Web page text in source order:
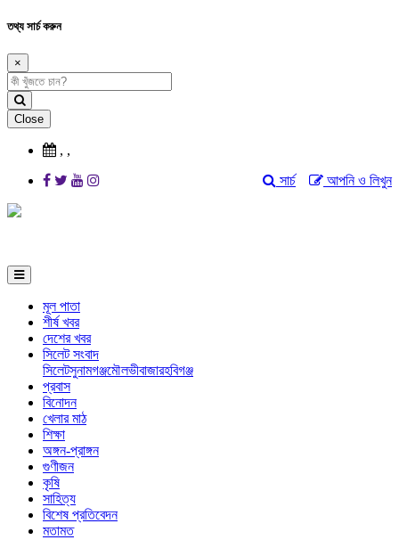
তথ্য সার্চ করুন
×
Close
, ,
আপনি ও লিখুন
সার্চ
মূল পাতা
শীর্ষ খবর
দেশের খবর
সিলেট সংবাদ
সিলেটসুনামগঞ্জমৌলভীবাজারহবিগঞ্জ
প্রবাস
বিনোদন
খেলার মাঠ
শিক্ষা
অঙ্গন-প্রাঙ্গন
গুণীজন
কৃষি
সাহিত্য
বিশেষ প্রতিবেদন
মতামত